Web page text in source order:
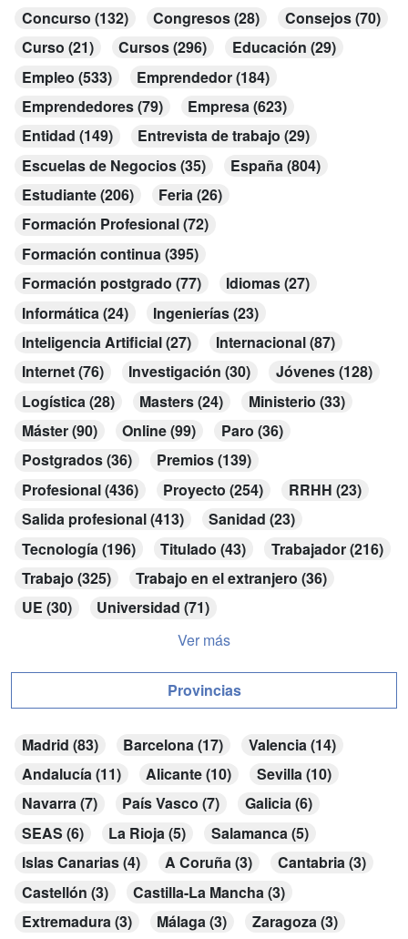
Concurso (132)
Congresos (28)
Consejos (70)
Curso (21)
Cursos (296)
Educación (29)
Empleo (533)
Emprendedor (184)
Emprendedores (79)
Empresa (623)
Entidad (149)
Entrevista de trabajo (29)
Escuelas de Negocios (35)
España (804)
Estudiante (206)
Feria (26)
Formación Profesional (72)
Formación continua (395)
Formación postgrado (77)
Idiomas (27)
Informática (24)
Ingenierías (23)
Inteligencia Artificial (27)
Internacional (87)
Internet (76)
Investigación (30)
Jóvenes (128)
Logística (28)
Masters (24)
Ministerio (33)
Máster (90)
Online (99)
Paro (36)
Postgrados (36)
Premios (139)
Profesional (436)
Proyecto (254)
RRHH (23)
Salida profesional (413)
Sanidad (23)
Tecnología (196)
Titulado (43)
Trabajador (216)
Trabajo (325)
Trabajo en el extranjero (36)
UE (30)
Universidad (71)
Ver más
Provincias
Madrid (83) Barcelona (17)
Valencia (14)
Andalucía (11)
Alicante (10)
Sevilla (10)
Navarra (7)
País Vasco (7)
Galicia (6)
SEAS (6)
La Rioja (5)
Salamanca (5)
Islas Canarias (4)
A Coruña (3)
Cantabria (3)
Castellón (3)
Castilla-La Mancha (3)
Extremadura (3)
Málaga (3)
Zaragoza (3)